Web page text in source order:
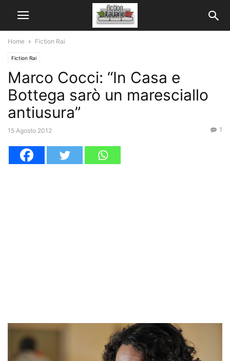
Home Fiction Rai
Fiction Rai
Marco Cocci: “In Casa e
Bottega sarò un maresciallo
antiusura”
15 Agosto 2012 1